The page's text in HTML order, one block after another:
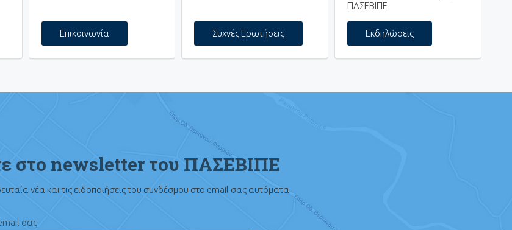
Επικοινωνία Συχνές Ερωτήσεις
ΠΑΣΕΒΙΠΕ
Εκδηλώσεις
στο newsletter του ΠΑΣΕΒΙΠΕ
νέα και τις ειδοποιήσεις του συνδέσμου στο email σας αυτόματα